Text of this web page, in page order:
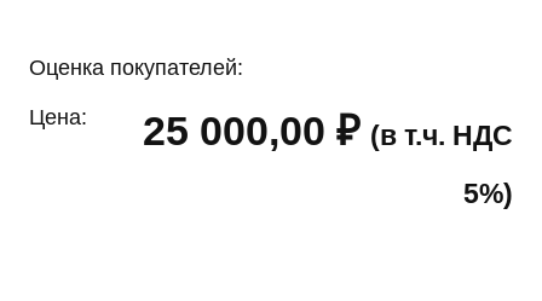
Оценка покупателей:
Цена: 25 000,00 ₽ (в т.ч. НДС
5%)